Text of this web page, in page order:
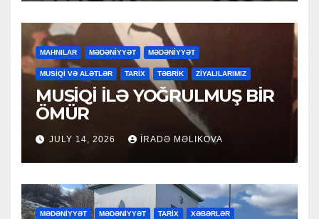
MAHNILAR MƏDƏNİYYƏT MƏDƏNİYYƏT
MUSİQİ VƏ ALƏTLƏR TARİX TƏBRİK ZİYALILARIMIZ
MUSİQİ İLƏ YOĞRULMUŞ BİR
ÖMÜR
JULY 14, 2026 İRADƏ MƏLIKOVA
MƏDƏNİYYƏT MƏDƏNİYYƏT TARİX XƏBƏRLƏR